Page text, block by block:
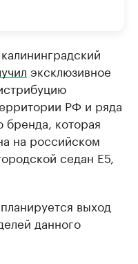
эксклюзивное
РФ и ряда
которая
на российском
седан E5,
выход
данного